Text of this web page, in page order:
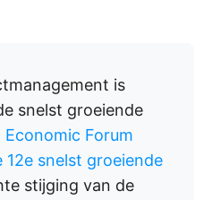
is
snelst groeiende
Economic Forum
snelst groeiende
stijging van de